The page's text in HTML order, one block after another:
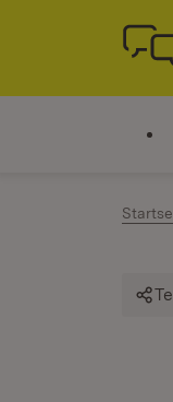
Zum Inhalt
Link